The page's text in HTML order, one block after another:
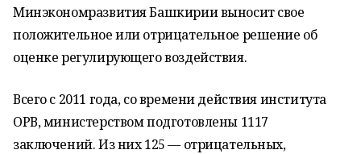
Минэкономразвития Башкирии выносит свое
положительное или отрицательное решение об
оценке регулирующего воздействия.
Всего с 2011 года, со времени действия института
ОРВ, министерством подготовлены 1117
заключений. Из них 125 — отрицательных,